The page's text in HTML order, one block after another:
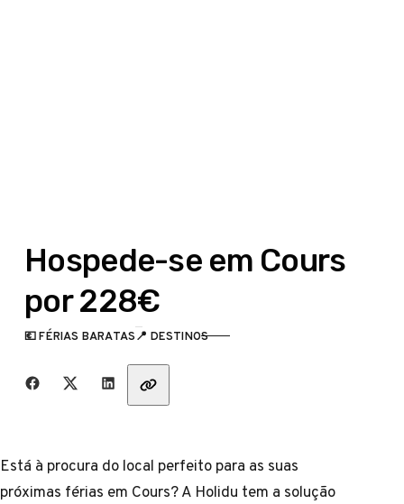
Hospede-se em Cours
por 228€
CATEGORIA
💶 FÉRIAS BARATAS📍 DESTINOS
Partilha com amigos
Está à procura do local perfeito para as suas
próximas férias em Cours? A Holidu tem a solução